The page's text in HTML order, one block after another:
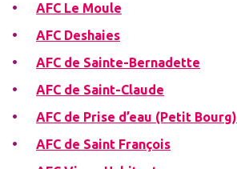
AFC Le Moule
AFC Deshaies
AFC de Sainte-Bernadette
AFC de Saint-Claude
AFC de Prise d’eau (Petit Bourg)
AFC de Saint François